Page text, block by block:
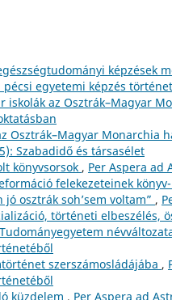
képzések
pécsi egyetemi képzés
iskolák az Osztrák–Magyar
Osztrák–Magyar Monarchia
Szabadidő és társasélet
könyvsorsok , Per Aspera ad
felekezeteinek
jó osztrák soh’sem voltam” ,
történeti elbeszélés,
szerszámosládájába ,
küzdelem , Per Aspera ad